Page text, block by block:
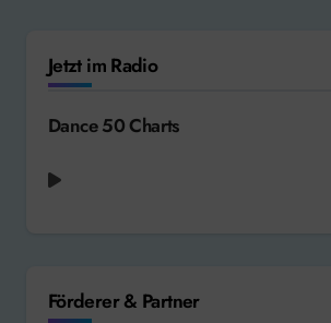
Jetzt im Radio
Dance 50 Charts
Förderer & Partner